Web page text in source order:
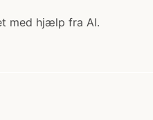
med hjælp fra AI.